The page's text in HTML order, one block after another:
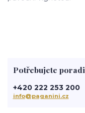
Potřebujete
+420 222 253 200
info@paganini.cz